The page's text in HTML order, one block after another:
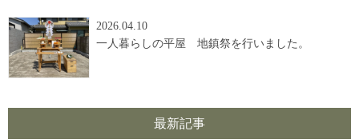
2026.04.10
一人暮らしの平屋 地鎮祭を行いました。
最新記事